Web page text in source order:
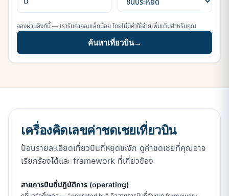
จองผ่านลิงก์นี้ — เรารับค่าคอมเล็กน้อย โดยไม่มีค่าใช้จ่ายเพิ่มเติมสำหรับคุณ
ค้นหาเที่ยวบิน→
เครื่องคิดเลขค่าชดเชยเที่ยวบิน
ป้อนรายละเอียดเที่ยวบินที่หยุดชะงัก ดูค่าชดเชยที่คุณอาจ
เรียกร้องได้และ framework ที่เกี่ยวข้อง
สายการบินที่ปฏิบัติการ (operating)